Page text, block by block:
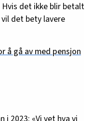
Hvis det ikke blir betalt
det bety lavere
å gå av med pensjon